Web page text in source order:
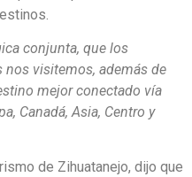
conjunta, que los
nos visitemos, además de
mejor conectado vía
Canadá, Asia, Centro y
de Zihuatanejo, dijo que